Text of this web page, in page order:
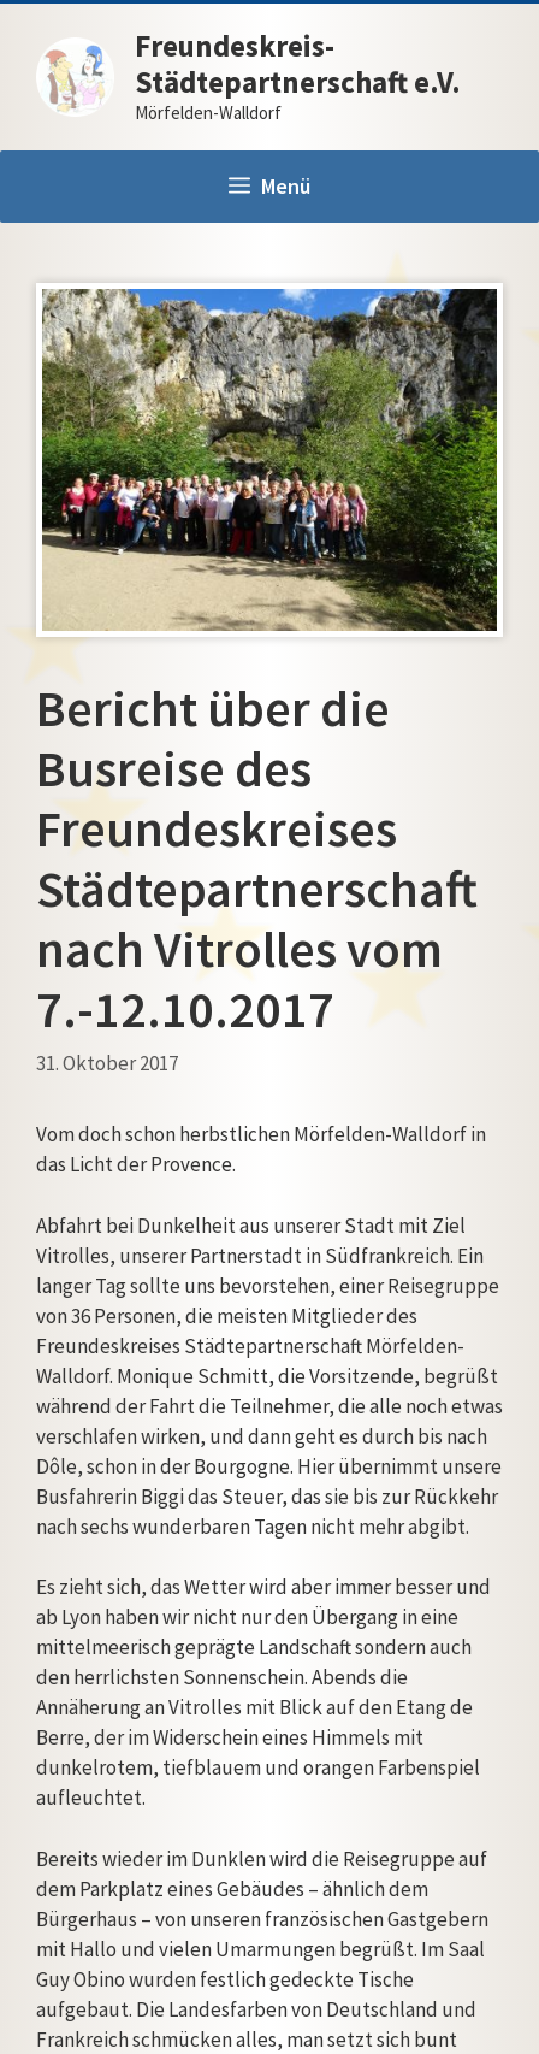
Inhalt
springen
Freundeskreis-
Städtepartnerschaft e.V.
Mörfelden-Walldorf
Menü
Bericht über die
Busreise des
Freundeskreises
Städtepartnerschaft
nach Vitrolles vom
7.-12.10.2017
31. Oktober 2017
Vom doch schon herbstlichen Mörfelden-Walldorf in
das Licht der Provence.
Abfahrt bei Dunkelheit aus unserer Stadt mit Ziel
Vitrolles, unserer Partnerstadt in Südfrankreich. Ein
langer Tag sollte uns bevorstehen, einer Reisegruppe
von 36 Personen, die meisten Mitglieder des
Freundeskreises Städtepartnerschaft Mörfelden-
Walldorf. Monique Schmitt, die Vorsitzende, begrüßt
während der Fahrt die Teilnehmer, die alle noch etwas
verschlafen wirken, und dann geht es durch bis nach
Dôle, schon in der Bourgogne. Hier übernimmt unsere
Busfahrerin Biggi das Steuer, das sie bis zur Rückkehr
nach sechs wunderbaren Tagen nicht mehr abgibt.
Es zieht sich, das Wetter wird aber immer besser und
ab Lyon haben wir nicht nur den Übergang in eine
mittelmeerisch geprägte Landschaft sondern auch
den herrlichsten Sonnenschein. Abends die
Annäherung an Vitrolles mit Blick auf den Etang de
Berre, der im Widerschein eines Himmels mit
dunkelrotem, tiefblauem und orangen Farbenspiel
aufleuchtet.
Bereits wieder im Dunklen wird die Reisegruppe auf
dem Parkplatz eines Gebäudes – ähnlich dem
Bürgerhaus – von unseren französischen Gastgebern
mit Hallo und vielen Umarmungen begrüßt. Im Saal
Guy Obino wurden festlich gedeckte Tische
aufgebaut. Die Landesfarben von Deutschland und
Frankreich schmücken alles, man setzt sich bunt